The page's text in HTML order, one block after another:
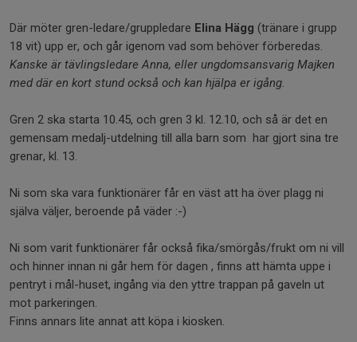
Där möter gren-ledare/gruppledare Elina Hägg (tränare i grupp
18 vit) upp er, och går igenom vad som behöver förberedas.
Kanske är tävlingsledare Anna, eller ungdomsansvarig Majken
med där en kort stund också och kan hjälpa er igång.
Gren 2 ska starta 10.45, och gren 3 kl. 12.10, och så är det en
gemensam medalj-utdelning till alla barn som har gjort sina tre
grenar, kl. 13.
Ni som ska vara funktionärer får en väst att ha över plagg ni
själva väljer, beroende på väder :-)
Ni som varit funktionärer får också fika/smörgås/frukt om ni vill
och hinner innan ni går hem för dagen , finns att hämta uppe i
pentryt i mål-huset, ingång via den yttre trappan på gaveln ut
mot parkeringen.
Finns annars lite annat att köpa i kiosken.